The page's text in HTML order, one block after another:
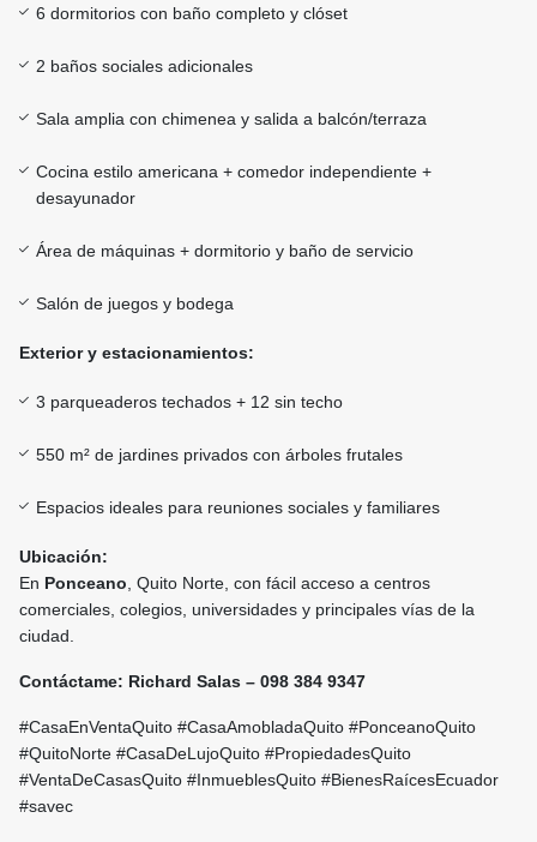
6 dormitorios con baño completo y clóset
2 baños sociales adicionales
Sala amplia con chimenea y salida a balcón/terraza
Cocina estilo americana + comedor independiente +
desayunador
Área de máquinas + dormitorio y baño de servicio
Salón de juegos y bodega
Exterior y estacionamientos:
3 parqueaderos techados + 12 sin techo
550 m² de jardines privados con árboles frutales
Espacios ideales para reuniones sociales y familiares
Ubicación:
En Ponceano , Quito Norte, con fácil acceso a centros
comerciales, colegios, universidades y principales vías de la
ciudad.
Contáctame: Richard Salas – 098 384 9347
#CasaEnVentaQuito #CasaAmobladaQuito #PonceanoQuito
#QuitoNorte #CasaDeLujoQuito #PropiedadesQuito
#VentaDeCasasQuito #InmueblesQuito #BienesRaícesEcuador
#savec